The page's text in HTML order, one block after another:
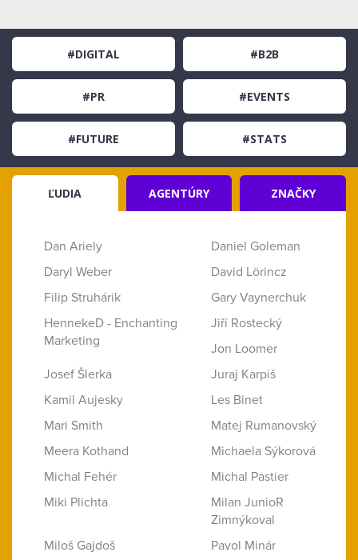
#DIGITAL #B2B
#PR #EVENTS
#FUTURE #STATS
ĽUDIA AGENTÚRY ZNAČKY
Dan Ariely
Daniel Goleman
Daryl Weber
David Lörincz
Filip Struhárik
Gary Vaynerchuk
HennekeD - Enchanting
Marketing
Jiří Rostecký
Jon Loomer
Josef Šlerka
Juraj Karpiš
Kamil Aujesky
Les Binet
Mari Smith
Matej Rumanovský
Meera Kothand
Michaela Sýkorová
Michal Fehér
Michal Pastier
Miki Plichta
Milan JunioR
Zimnýkoval
Miloš Gajdoš
Pavol Minár